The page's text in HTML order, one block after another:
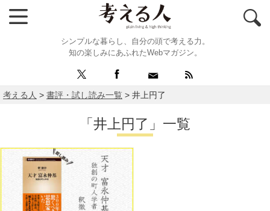
シンプルな暮らし、自分の頭で考える力。
知の楽しみにあふれたWebマガジン。
考える人 > 書評・試し読み一覧 > 井上円了
「井上円了」一覧